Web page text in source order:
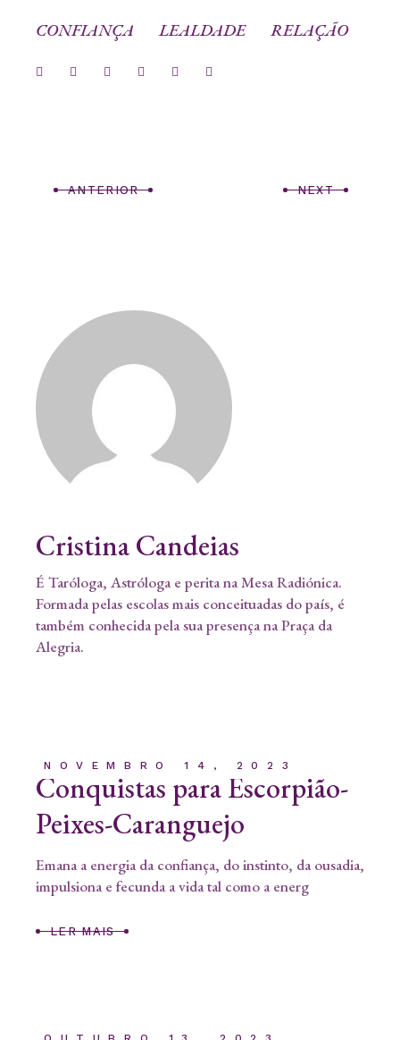
CONFIANÇA LEALDADE RELAÇÃO
ANTERIOR NEXT
Cristina Candeias
É Taróloga, Astróloga e perita na Mesa Radiónica.
Formada pelas escolas mais conceituadas do país, é
também conhecida pela sua presença na Praça da
Alegria.
NOVEMBRO 14, 2023
Conquistas para Escorpião-
Peixes-Caranguejo
Emana a energia da confiança, do instinto, da ousadia,
impulsiona e fecunda a vida tal como a energ
LER MAIS